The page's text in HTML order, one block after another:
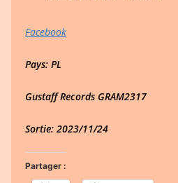
Facebook
Pays: PL
Gustaff Records GRAM2317
Sortie: 2023/11/24
Partager :